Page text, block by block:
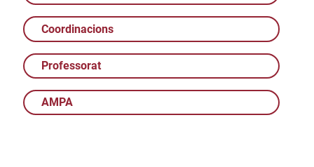
Coordinacions
Professorat
AMPA